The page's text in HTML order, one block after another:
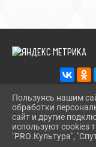
2026 Г. SKOBA-
ВХОД
КАРТА САЙТА
Пользуясь нашим
обработки
сайт и другие
используют cookies
"PRO.Культура",